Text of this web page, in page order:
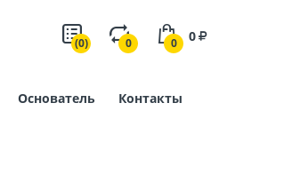
(0) 0 0 0
Основатель Контакты